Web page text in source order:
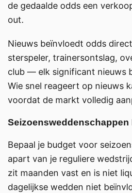
de gedaalde odds een
out.
Nieuws beïnvloedt odds
sterspeler, trainersontslag,
club — elk significant nieuws
Wie snel reageert op nieuws
voordat de markt volledig
Seizoensweddenschappen
Bepaal je budget voor
apart van je reguliere
zit maanden vast en is niet
dagelijkse wedden niet